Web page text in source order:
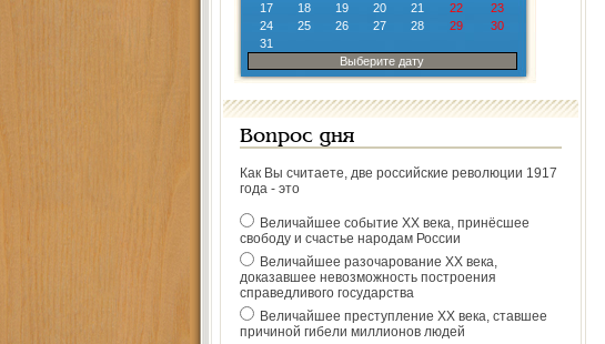
17
18 19 20 21 22
23
24
25 26 27 28 29
30
31
Выберите дату
Вопрос дня
Как Вы считаете, две российские революции 1917
года - это
Величайшее событие ХХ века, принёсшее
свободу и счастье народам России
Величайшее разочарование ХХ века,
доказавшее невозможность построения
справедливого государства
Величайшее преступление ХХ века, ставшее
причиной гибели миллионов людей